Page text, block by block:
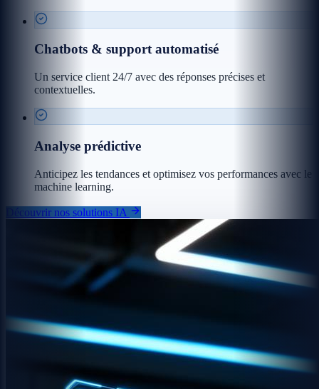
Chatbots & support automatisé
Un service client 24/7 avec des réponses précises et
contextuelles.
Analyse prédictive
Anticipez les tendances et optimisez vos performances avec le
machine learning.
Découvrir nos solutions IA